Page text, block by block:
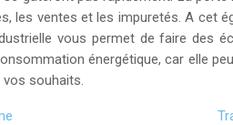
ventes et les impuretés. A cet
vous permet de faire des
énergétique, car elle
vos souhaits.